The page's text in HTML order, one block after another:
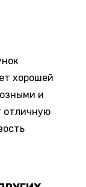
хорошей
и
отличную